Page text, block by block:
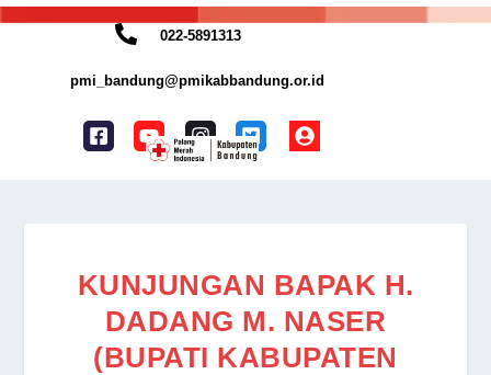
022-5891313
pmi_bandung@pmikabbandung.or.id
KUNJUNGAN BAPAK H.
DADANG M. NASER
(BUPATI KABUPATEN